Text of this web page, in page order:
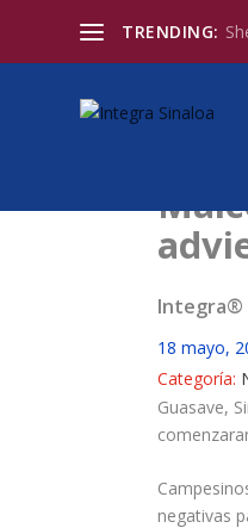
TRENDING:
Integra®
18 mayo,
Categoría:
Guasave,
negativas